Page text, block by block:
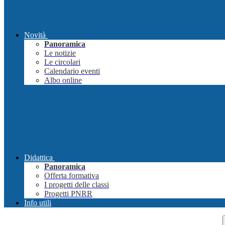
Novità
Panoramica
Le notizie
Le circolari
Calendario eventi
Albo online
Didattica
Panoramica
Offerta formativa
I progetti delle classi
Progetti PNRR
Info utili